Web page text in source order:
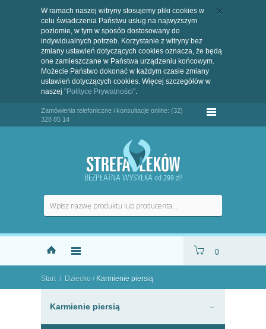
W ramach naszej witryny stosujemy pliki cookies w
celu świadczenia Państwu usług na najwyższym
poziomie, w tym w sposób dostosowany do
indywidualnych potrzeb. Korzystanie z witryny bez
zmiany ustawień dotyczących cookies oznacza, że będą
one zamieszczane w Państwa urządzeniu końcowym.
Możecie Państwo dokonać w każdym czasie zmiany
ustawień dotyczących cookies. Więcej szczegółów w
naszej "Polityce Prywatności".
Zamówienia telefoniczne i konsultacje online: (32)
328 85 14
BEZPŁATNA WYSYŁKA od 299 zł!
0
Start / Dziecko / Karmienie piersią
"
Karmienie piersią